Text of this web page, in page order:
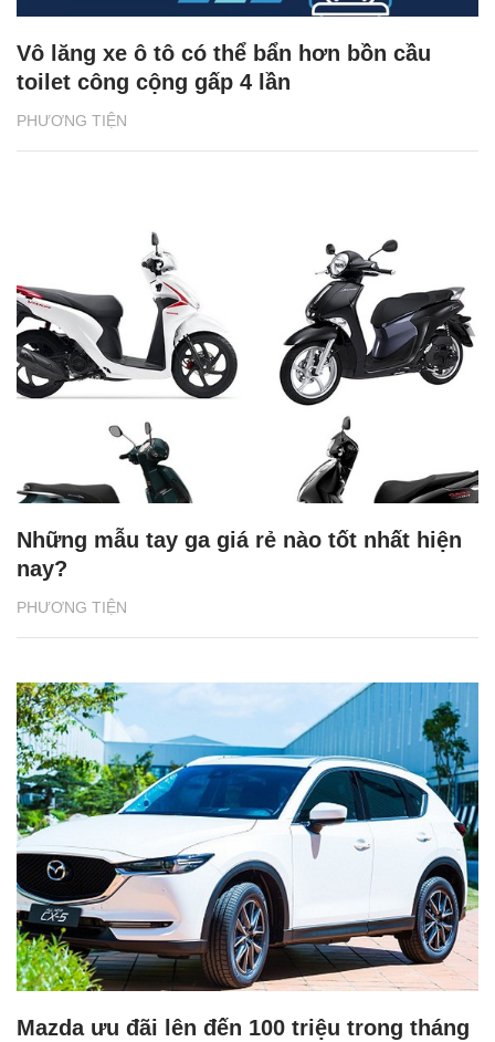
PHƯƠNG TIỆN
Vô lăng xe ô tô có thể bẩn hơn bồn cầu
toilet công cộng gấp 4 lần
PHƯƠNG TIỆN
Những mẫu tay ga giá rẻ nào tốt nhất hiện
nay?
Mazda ưu đãi lên đến 100 triệu trong tháng